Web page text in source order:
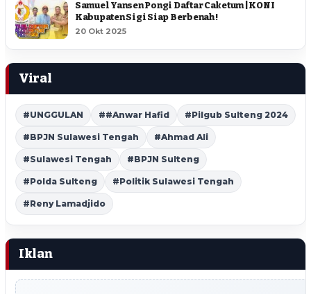
Samuel Yansen Pongi Daftar Caketum | KONI
Kabupaten Sigi Siap Berbenah !
20 Okt 2025
Viral
#UNGGULAN ##Anwar Hafid #Pilgub Sulteng 2024
#BPJN Sulawesi Tengah #Ahmad Ali
#Sulawesi Tengah #BPJN Sulteng
#Polda Sulteng #Politik Sulawesi Tengah
#Reny Lamadjido
Iklan